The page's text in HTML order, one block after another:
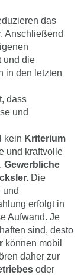
das
Anschließend
und die
in den letzten
dass
und
kein Kriterium
und kraftvolle
Gewerbliche
Die
und
erfolgt in
Aufwand. Je
sind, desto
können mobil
daher zur
oder